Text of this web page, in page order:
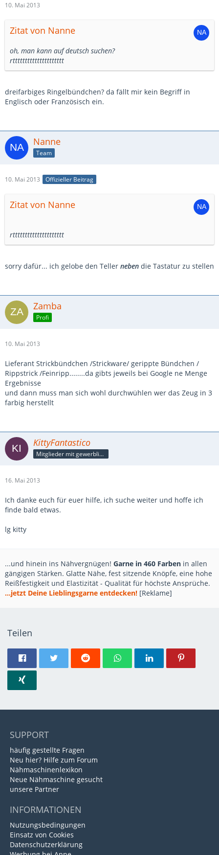
10. Mai 2013
Zitat von Nanne
oh, man kann auf deutsch suchen?
rttttttttttttttttttttt
dreifarbiges Ringelbündchen? da fällt mir kein Begriff in
Englisch oder Französisch ein.
Nanne
Team
10. Mai 2013 Offizieller Beitrag
Zitat von Nanne
rttttttttttttttttttttt
sorry dafür... ich gelobe den Teller neben die Tastatur zu stellen
Zamba
Profi
10. Mai 2013
Lieferant Strickbündchen /Strickware/ gerippte Bündchen /
Rippstrick /Feinripp........da gibts jeweils bei Google ne Menge
Ergebnisse
und dann muss man sich wohl durchwühlen wer das Zeug in 3
farbig herstellt
KittyFantastico
Mitglieder mit gewerblicher Verbindung, auch als Mitarbeiter/in
16. Mai 2013
Ich danke euch für euer hilfe, ich suche weiter und hoffe ich
finde bald etwas.
lg kitty
...und hinein ins Nähvergnügen! Garne in 460 Farben in allen
gängigen Stärken. Glatte Nähe, fest sitzende Knöpfe, eine hohe
Reißfestigkeit und Elastizität - Qualität für höchste Ansprüche.
...jetzt Deine Lieblingsgarne entdecken! [Reklame]
Teilen
SUPPORT
häufig gestellte Fragen
Neu hier? Hilfe zum Forum
Nähmaschinenlexikon
Neue Nähmaschine gesucht
unsere Partner
INFORMATIONEN
Nutzungsbedingungen
Einsatz von Cookies
Datenschutzerklärung